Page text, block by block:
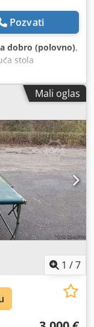
Pozvati
dobro (polovno),
stola
120 mm
vretena 9000
Aanock
Težina kg 500
Mali oglas
1 /7